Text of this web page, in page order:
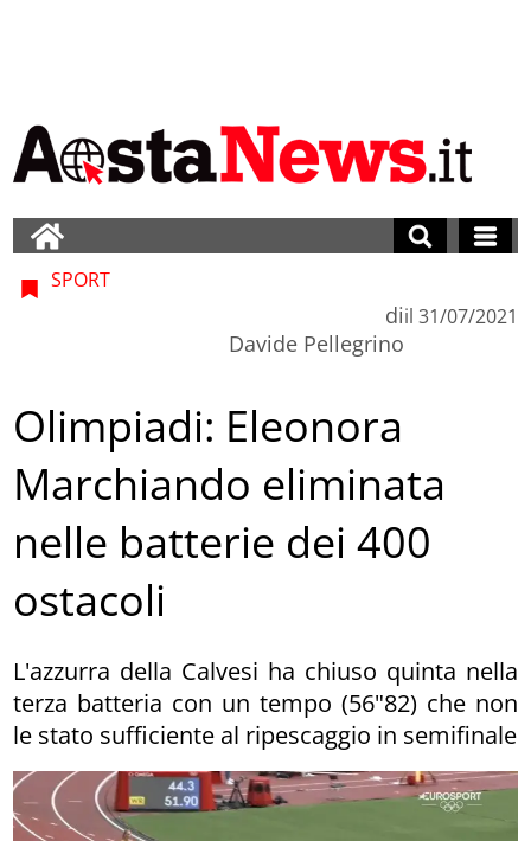
SPORT
di
Davide Pellegrino
il 31/07/2021
Olimpiadi: Eleonora
Marchiando eliminata
nelle batterie dei 400
ostacoli
L'azzurra della Calvesi ha chiuso quinta nella
terza batteria con un tempo (56"82) che non
le stato sufficiente al ripescaggio in semifinale